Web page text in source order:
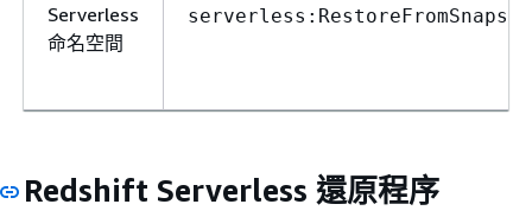
Serverless
命名空間
Redshift Serverless 還原程序